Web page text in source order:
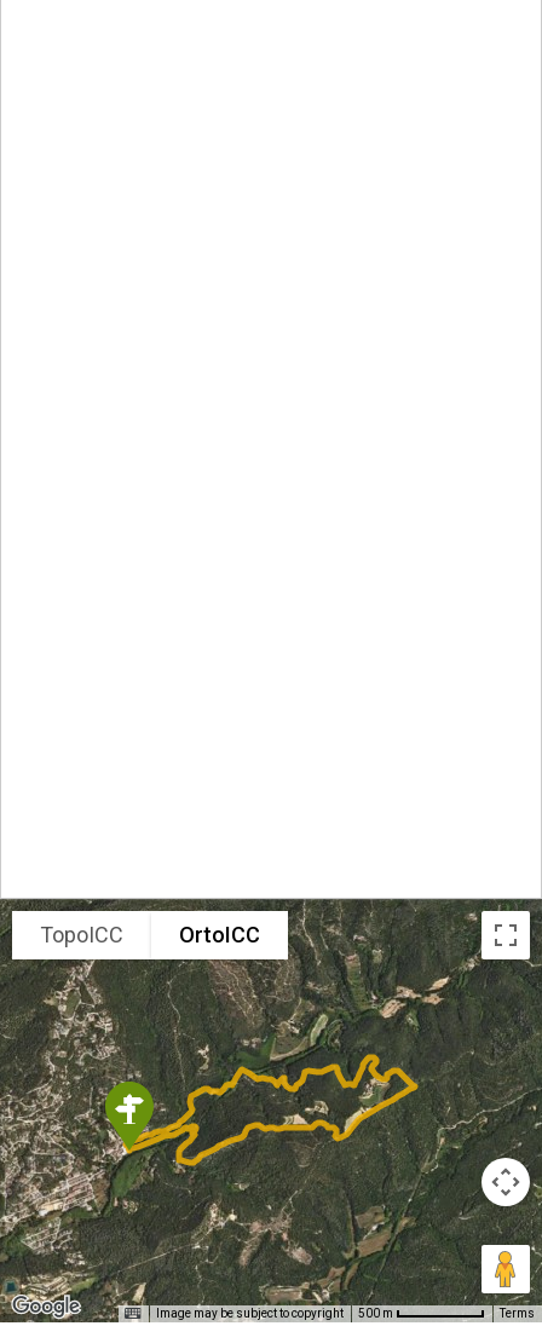
TopoICC OrtoICC
Image may be subject to copyright 500 m Terms